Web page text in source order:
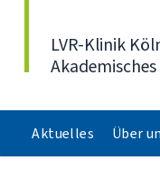
LVR-Klinik
Aktuelles Über